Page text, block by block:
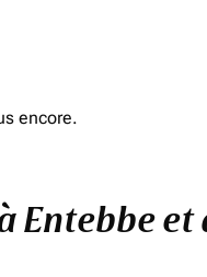
encore.
Entebbe